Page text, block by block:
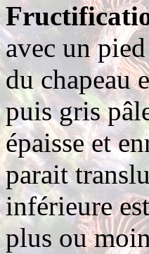
avec un
du chapeau
puis gris
épaisse et
parait
inférieure
plus ou